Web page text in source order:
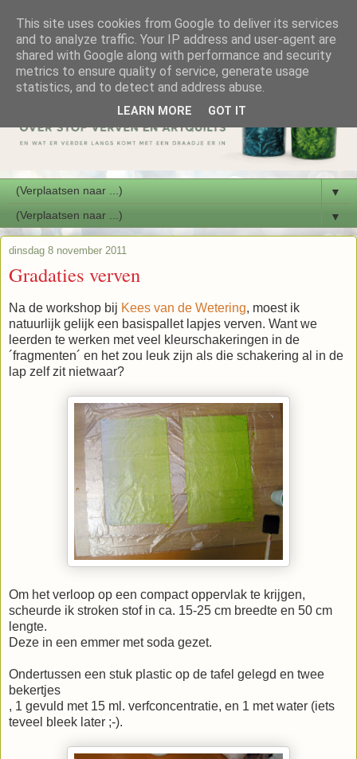
▼
▼
dinsdag 8 november 2011
Gradaties verven
Na de workshop bij Kees van de Wetering, moest ik
natuurlijk gelijk een basispallet lapjes verven. Want we
leerden te werken met veel kleurschakeringen in de
´fragmenten´ en het zou leuk zijn als die schakering al in de
lap zelf zit nietwaar?
Om het verloop op een compact oppervlak te krijgen,
scheurde ik stroken stof in ca. 15-25 cm breedte en 50 cm
lengte.
Deze in een emmer met soda gezet.
Ondertussen een stuk plastic op de tafel gelegd en twee
bekertjes
, 1 gevuld met 15 ml. verfconcentratie, en 1 met water (iets
teveel bleek later ;-).
This site uses cookies from Google to deliver its services
and to analyze traffic. Your IP address and user-agent are
shared with Google along with performance and security
metrics to ensure quality of service, generate usage
statistics, and to detect and address abuse.
LEARN MORE GOT IT